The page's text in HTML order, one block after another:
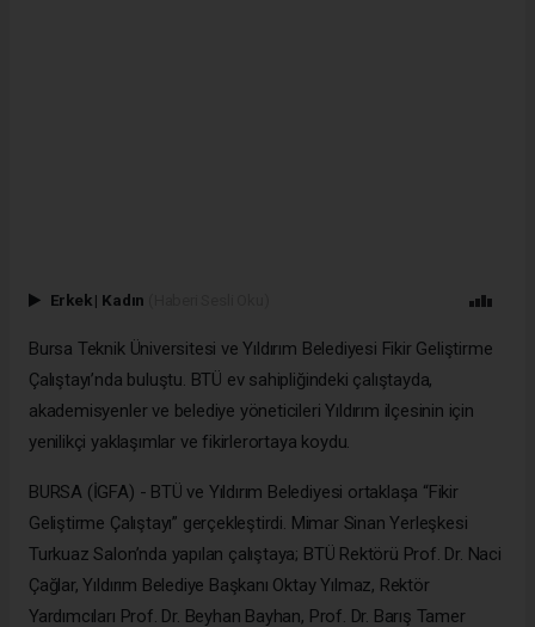
Erkek | Kadın
Bursa Teknik Üniversitesi ve Yıldırım Belediyesi Fikir Geliştirme
Çalıştayı’nda buluştu. BTÜ ev sahipliğindeki çalıştayda,
akademisyenler ve belediye yöneticileri Yıldırım ilçesinin için
yenilikçi yaklaşımlar ve fikirlerortaya koydu.
BURSA (İGFA) - BTÜ ve Yıldırım Belediyesi ortaklaşa “Fikir
Geliştirme Çalıştayı” gerçekleştirdi. Mimar Sinan Yerleşkesi
Turkuaz Salon’nda yapılan çalıştaya; BTÜ Rektörü Prof. Dr. Naci
Çağlar, Yıldırım Belediye Başkanı Oktay Yılmaz, Rektör
Yardımcıları Prof. Dr. Beyhan Bayhan, Prof. Dr. Barış Tamer